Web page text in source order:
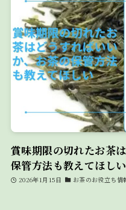
賞味期限の切れたお茶
保管方法も教えてほしい
2026年1月15日 お茶のお役立ち情